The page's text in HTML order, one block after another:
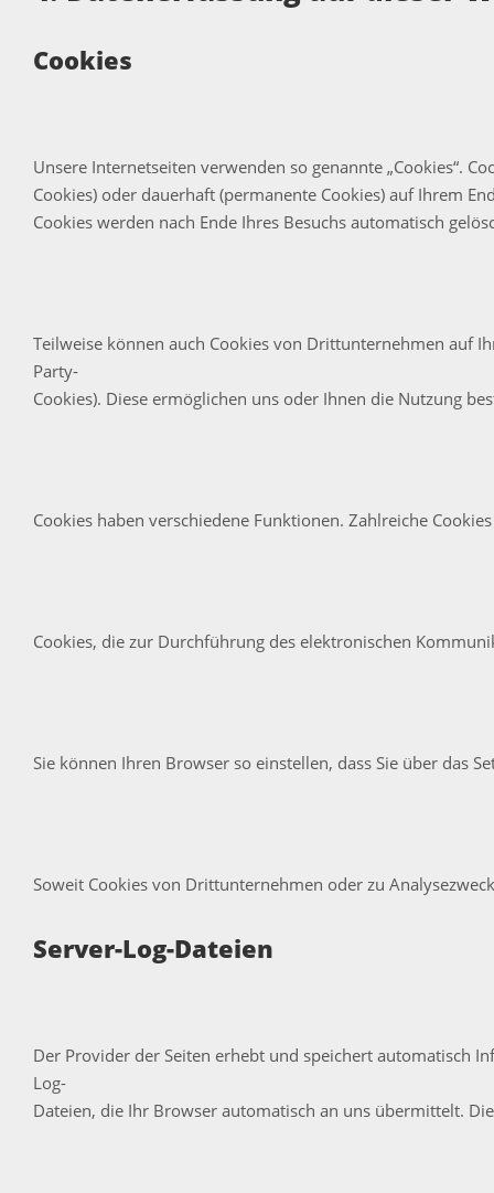
Cookies
Unsere Internetseiten verwenden so genannte „Cookies“.
Cookies) oder dauerhaft (permanente Cookies) auf Ihrem
Cookies werden nach Ende Ihres Besuchs automatisch
Teilweise können auch Cookies von Drittunternehmen auf
Party-
Cookies). Diese ermöglichen uns oder Ihnen die Nutzung
Cookies haben verschiedene Funktionen. Zahlreiche
Cookies, die zur Durchführung des elektronischen
Sie können Ihren Browser so einstellen, dass Sie über das
Soweit Cookies von Drittunternehmen oder zu
Server-Log-Dateien
Der Provider der Seiten erhebt und speichert automatisch
Log-
Dateien, die Ihr Browser automatisch an uns übermittelt.